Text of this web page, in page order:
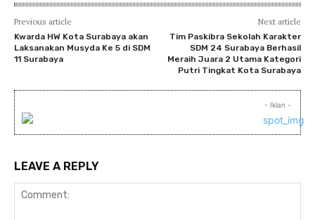
Previous article
Kwarda HW Kota Surabaya akan
Laksanakan Musyda Ke 5 di SDM
11 Surabaya
Next article
Tim Paskibra Sekolah Karakter
SDM 24 Surabaya Berhasil
Meraih Juara 2 Utama Kategori
Putri Tingkat Kota Surabaya
- Iklan -
LEAVE A REPLY